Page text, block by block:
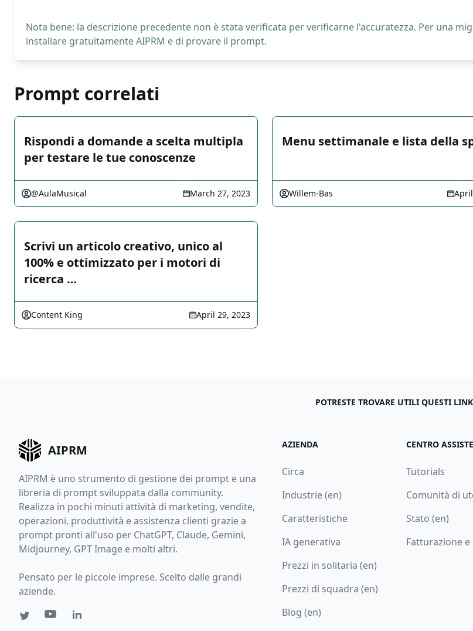
Nota bene: la descrizione precedente non è stata verificata per verificarne l'accuratezza. Per una
installare gratuitamente AIPRM e di provare il prompt.
Prompt correlati
Rispondi a domande a scelta multipla
per testare le tue conoscenze
@AulaMusical March 27, 2023
Menu settimanale e lista della
Willem-Bas
Scrivi un articolo creativo, unico al
100% e ottimizzato per i motori di
ricerca …
Content King April 29, 2023
POTRESTE TROVARE UTILI QUESTI LINK
AIPRM
AIPRM è uno strumento di gestione dei prompt e una
libreria di prompt sviluppata dalla community.
Realizza in pochi minuti attività di marketing, vendite,
operazioni, produttività e assistenza clienti grazie a
prompt pronti all'uso per ChatGPT, Claude, Gemini,
Midjourney, GPT Image e molti altri.
Pensato per le piccole imprese. Scelto dalle grandi
aziende.
AZIENDA
Circa
Industrie (en)
Caratteristiche
IA generativa
Prezzi in solitaria (en)
Prezzi di squadra (en)
Blog (en)
CENTRO
Tutorials
Comunità di
Stato (en)
Fatturazione e